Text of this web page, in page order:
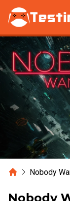
Zum Hauptinhalt
HomeNobody
Nobody